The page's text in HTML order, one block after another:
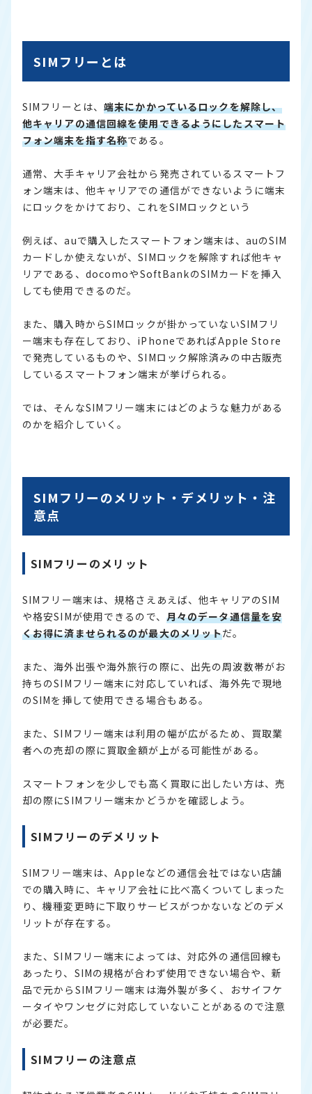
SIMフリーとは
SIMフリーとは、端末にかかっているロックを解除し、
他キャリアの通信回線を使用できるようにしたスマート
フォン端末を指す名称である。
通常、大手キャリア会社から発売されているスマートフ
ォン端末は、他キャリアでの通信ができないように端末
にロックをかけており、これをSIMロックという
例えば、auで購入したスマートフォン端末は、auのSIM
カードしか使えないが、SIMロックを解除すれば他キャ
リアである、docomoやSoftBankのSIMカードを挿入
しても使用できるのだ。
また、購入時からSIMロックが掛かっていないSIMフリ
ー端末も存在しており、iPhoneであればApple Store
で発売しているものや、SIMロック解除済みの中古販売
しているスマートフォン端末が挙げられる。
では、そんなSIMフリー端末にはどのような魅力がある
のかを紹介していく。
SIMフリーのメリット・デメリット・注
意点
SIMフリーのメリット
SIMフリー端末は、規格さえあえば、他キャリアのSIM
や格安SIMが使用できるので、 月々のデータ通信量を安
くお得に済ませられるのが最大のメリットだ。
また、海外出張や海外旅行の際に、出先の周波数帯がお
持ちのSIMフリー端末に対応していれば、海外先で現地
のSIMを挿して使用できる場合もある。
また、SIMフリー端末は利用の幅が広がるため、買取業
者への売却の際に買取金額が上がる可能性がある。
スマートフォンを少しでも高く買取に出したい方は、売
却の際にSIMフリー端末かどうかを確認しよう。
SIMフリーのデメリット
SIMフリー端末は、Appleなどの通信会社ではない店舗
での購入時に、キャリア会社に比べ高くついてしまった
り、機種変更時に下取りサービスがつかないなどのデメ
リットが存在する。
また、SIMフリー端末によっては、対応外の通信回線も
あったり、SIMの規格が合わず使用できない場合や、新
品で元からSIMフリー端末は海外製が多く、おサイフケ
ータイやワンセグに対応していないことがあるので注意
が必要だ。
SIMフリーの注意点